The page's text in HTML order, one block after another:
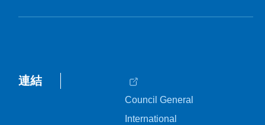
連結
Council General
International